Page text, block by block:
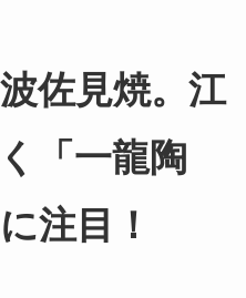
佐見焼。江
「一龍陶
注目！